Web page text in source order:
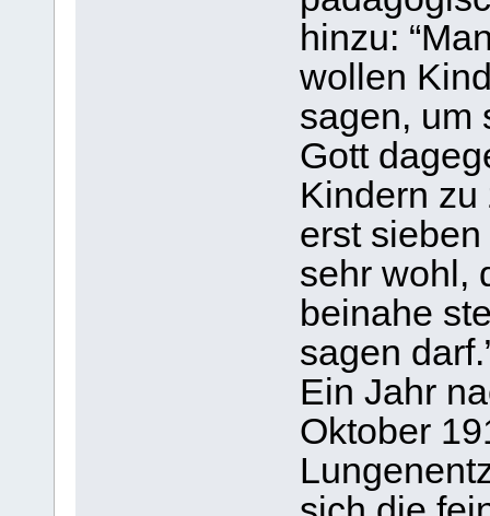
hinzu:
wollen
sagen, um
Gott
Kindern
erst
sehr wohl,
beinahe
sagen
Ein Jahr
Oktober